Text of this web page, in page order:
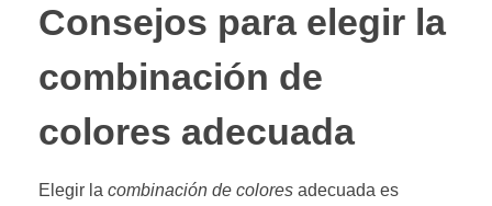
Consejos para elegir la
combinación de
colores adecuada
Elegir la combinación de colores adecuada es